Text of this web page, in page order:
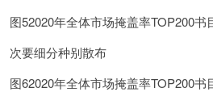
图52020年全体市场掩盖率TOP200书
次要细分种别散布
图62020年全体市场掩盖率TOP200书